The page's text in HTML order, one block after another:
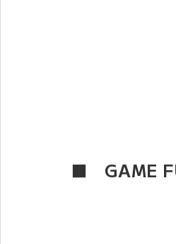
■　GAME